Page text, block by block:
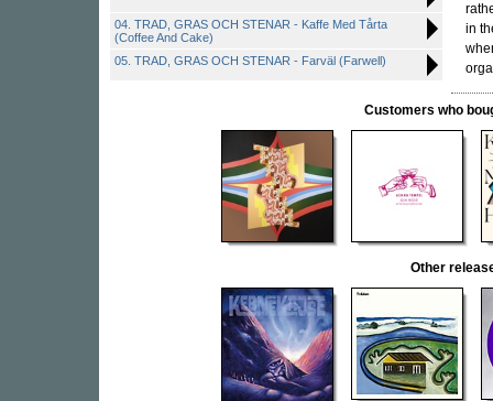
04. TRAD, GRAS OCH STENAR - Kaffe Med Tårta
(Coffee And Cake)
05. TRAD, GRAS OCH STENAR - Farväl (Farwell)
in
Customers who
Other